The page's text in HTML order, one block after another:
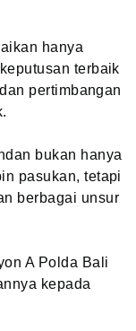
hanya
terbaik
pertimbangan
bukan hanya
pasukan, tetapi
berbagai unsur
A Polda Bali
kepada